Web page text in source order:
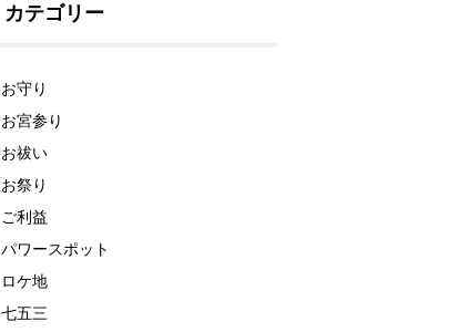
カテゴリー
お守り
お宮参り
お祓い
お祭り
ご利益
パワースポット
ロケ地
七五三